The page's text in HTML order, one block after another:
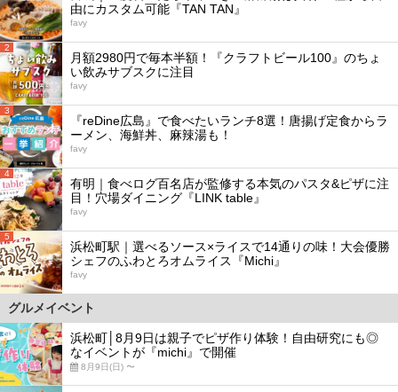
由にカスタム可能『TAN TAN』
favy
2
月額2980円で毎本半額！『クラフトビール100』のちょ
い飲みサブスクに注目
favy
3
『reDine広島』で食べたいランチ8選！唐揚げ定食からラ
ーメン、海鮮丼、麻辣湯も！
favy
4
有明｜食べログ百名店が監修する本気のパスタ&ピザに注
目！穴場ダイニング『LINK table』
favy
5
浜松町駅｜選べるソース×ライスで14通りの味！大会優勝
シェフのふわとろオムライス『Michi』
favy
グルメイベント
浜松町│8月9日は親子でピザ作り体験！自由研究にも◎
なイベントが『michi』で開催
8月9日(日) 〜